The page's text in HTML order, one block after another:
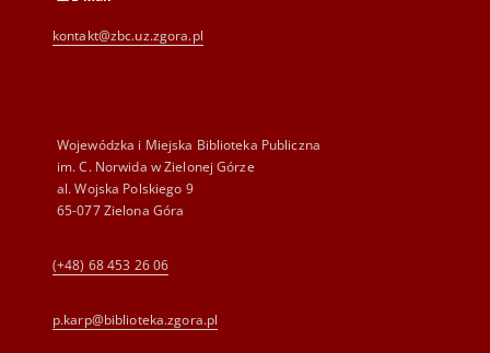
kontakt@zbc.uz.zgora.pl
Wojewódzka i Miejska Biblioteka Publiczna
im. C. Norwida w Zielonej Górze
al. Wojska Polskiego 9
65-077 Zielona Góra
(+48) 68 453 26 06
p.karp@biblioteka.zgora.pl